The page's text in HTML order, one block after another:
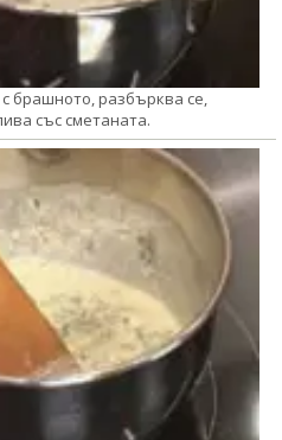
брашното, разбърква се,
със сметаната.